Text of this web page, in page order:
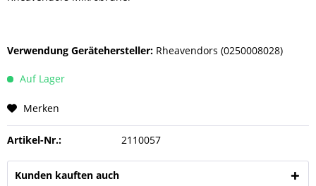
Verwendung Gerätehersteller: Rheavendors (0250008028)
Auf Lager
Merken
Artikel-Nr.: 2110057
Kunden kauften auch